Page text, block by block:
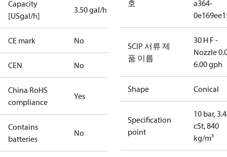
Capacity
[USgal/h]
3.50 gal/h
CE mark No
CEN No
China RoHS
compliance
Yes
Contains
batteries
No
호
a364-
SCIP 서류 제
품 이름
30 H F -
Nozzle
6.00 gph
Shape Conical
Specification
point
10 bar, 3.4
cSt, 840
kg/m³